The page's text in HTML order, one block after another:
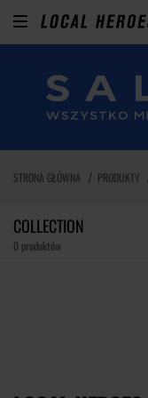
STRONA GŁÓWNA PRODUKTY
COLLECTION
0 produktów